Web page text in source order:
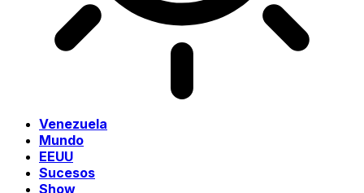
Venezuela
Mundo
EEUU
Sucesos
Show